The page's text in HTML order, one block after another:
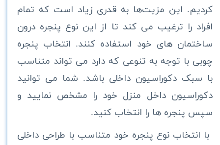
کردیم. این مزیت‌ها به قدری زیاد است که تمام
افراد را ترغیب می کند تا از این نوع پنجره درون
ساختمان های خود استفاده کنند. انتخاب پنجره
چوبی با توجه به تنوعی که دارد می تواند متناسب
با سبک دکوراسیون داخلی باشد. شما می توانید
دکوراسیون داخل منزل خود را مشخص نمایید و
سپس پنجره ها را انتخاب کنید.
با انتخاب نوع پنجره خود متناسب با طراحی داخلی